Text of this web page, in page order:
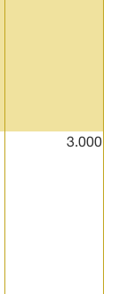
3.000